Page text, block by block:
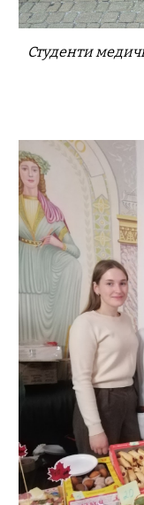
Студенти